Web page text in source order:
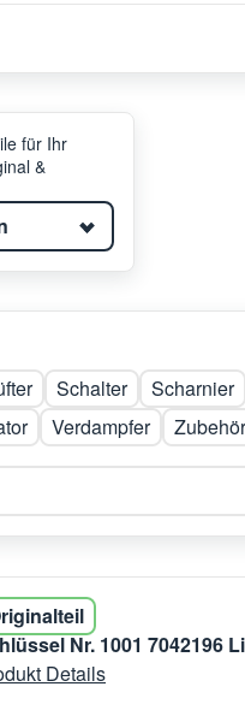
für Ihr
&
Schalter Scharnier
Verdampfer Zubehör
Nr. 1001 7042196
Details